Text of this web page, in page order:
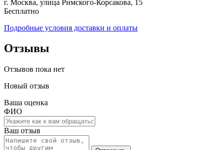
г. Москва, улица Римского-Корсакова, 15
Бесплатно
Подробные условия доставки и оплаты
Отзывы
Отзывов пока нет
Новый отзыв
Ваша оценка
ФИО
Ваш отзыв